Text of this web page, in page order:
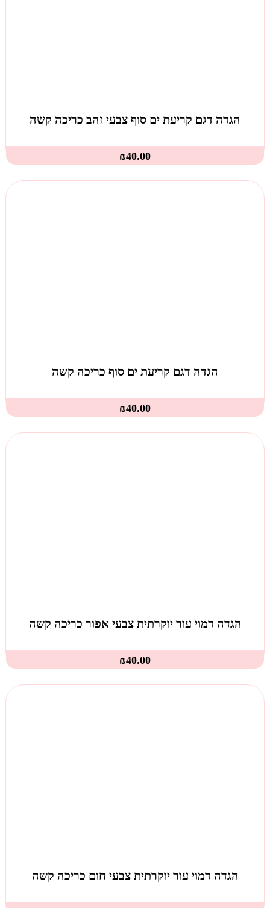
הגדה דגם קריעת ים סוף צבעי זהב כריכה קשה
₪40.00
הגדה דגם קריעת ים סוף כריכה קשה
₪40.00
הגדה דמוי עור יוקרתית צבעי אפור כריכה קשה
₪40.00
הגדה דמוי עור יוקרתית צבעי חום כריכה קשה